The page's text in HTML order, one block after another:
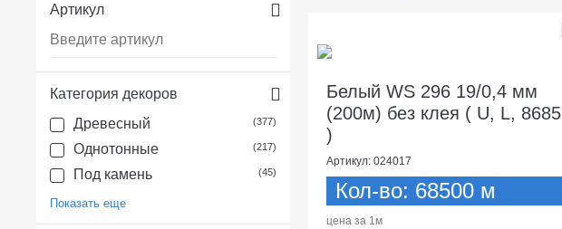
Артикул
Категория декоров
Древесный
(377)
Однотонные (217)
Под камень (45)
Показать еще
Белый WS 296 19/0,4 мм
(200м) без клея ( U, L, 8685
)
Артикул: 024017
Кол-во: 68500 м
цена за 1м